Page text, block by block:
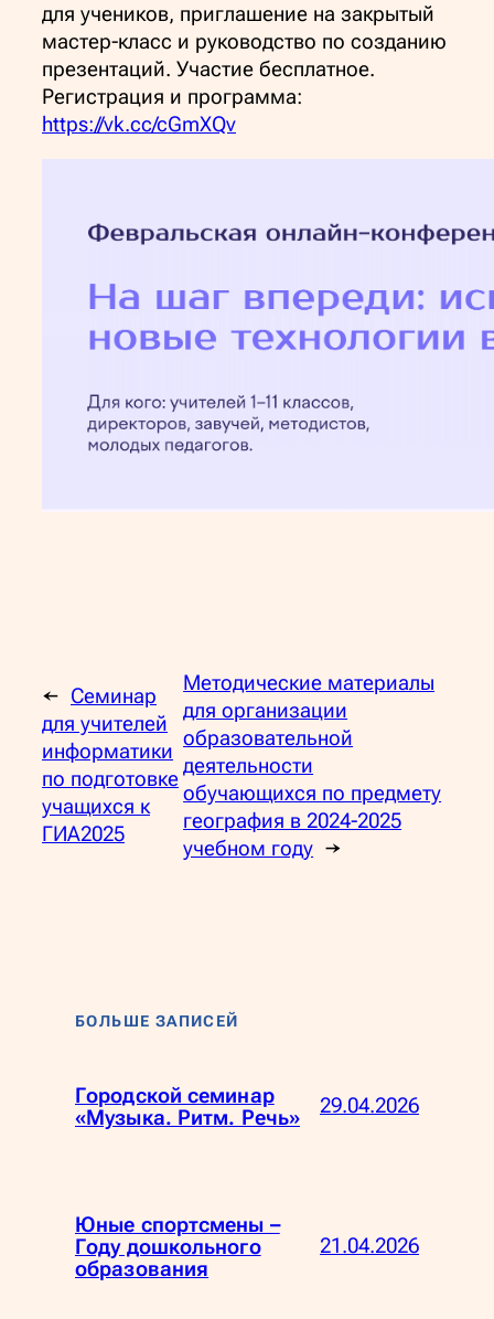
для учеников, приглашение на закрытый
мастер-класс и руководство по созданию
презентаций. Участие бесплатное.
Регистрация и программа:
https://vk.cc/cGmXQv
← Семинар
для учителей
информатики
по подготовке
учащихся к
ГИА2025
Методические материалы
для организации
образовательной
деятельности
обучающихся по предмету
география в 2024-2025
учебном году →
БОЛЬШЕ ЗАПИСЕЙ
Городской семинар
«Музыка. Ритм. Речь»
29.04.2026
Юные спортсмены –
Году дошкольного
образования
21.04.2026